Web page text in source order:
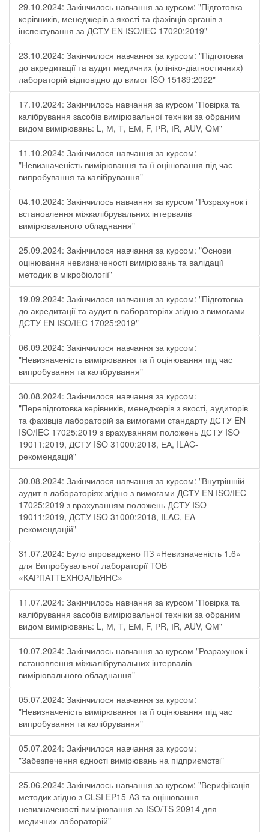
29.10.2024: Закінчилось навчання за курсом: "Підготовка
керівників, менеджерів з якості та фахівців органів з
інспектування за ДСТУ EN ISO/IEC 17020:2019"
23.10.2024: Закінчилося навчання за курсом: "Підготовка
до акредитації та аудит медичних (клініко-діагностичних)
лабораторій відповідно до вимог ISO 15189:2022"
17.10.2024: Закінчилось навчання за курсом "Повірка та
калібрування засобів вимірювальної техніки за обраним
видом вимірювань: L, М, Т, ЕМ, F, РR, ІR, АUV, QМ"
11.10.2024: Закінчилося навчання за курсом:
"Невизначеність вимірювання та її оцінювання під час
випробування та калібрування"
04.10.2024: Закінчилось навчання за курсом "Розрахунок і
встановлення міжкалібрувальних інтервалів
вимірювального обладнання"
25.09.2024: Закінчилося навчання за курсом: "Основи
оцінювання невизначеності вимірювань та валідації
методик в мікробіології"
19.09.2024: Закінчилося навчання за курсом: "Підготовка
до акредитації та аудит в лабораторіях згідно з вимогами
ДСТУ EN ISO/IEC 17025:2019"
06.09.2024: Закінчилося навчання за курсом:
"Невизначеність вимірювання та її оцінювання під час
випробування та калібрування"
30.08.2024: Закінчилося навчання за курсом:
"Перепідготовка керівників, менеджерів з якості, аудиторів
та фахівців лабораторій за вимогами стандарту ДСТУ EN
ISO/IEC 17025:2019 з врахуванням положень ДСТУ ISO
19011:2019, ДСТУ ISO 31000:2018, ЕА, ILAC-
рекомендацій"
30.08.2024: Закінчилося навчання за курсом: "Внутрішній
аудит в лабораторіях згідно з вимогами ДСТУ EN ISO/IEC
17025:2019 з врахуванням положень ДСТУ ISO
19011:2019, ДСТУ ISO 31000:2018, ILAC, EA -
рекомендацій"
31.07.2024: Було впроваджено ПЗ «Невизначеність 1.6»
для Випробувальної лабораторії ТОВ
«КАРПАТТЕХНОАЛЬЯНС»
11.07.2024: Закінчилось навчання за курсом "Повірка та
калібрування засобів вимірювальної техніки за обраним
видом вимірювань: L, М, Т, ЕМ, F, РR, ІR, АUV, QМ"
10.07.2024: Закінчилось навчання за курсом "Розрахунок і
встановлення міжкалібрувальних інтервалів
вимірювального обладнання"
05.07.2024: Закінчилося навчання за курсом:
"Невизначеність вимірювання та її оцінювання під час
випробування та калібрування"
05.07.2024: Закінчилося навчання за курсом:
"Забезпечення єдності вимірювань на підприємстві"
25.06.2024: Закінчилось навчання за курсом: "Верифікація
методик згідно з CLSI EP15-A3 та оцінювання
невизначеності вимірювання за ISО/TS 20914 для
медичних лабораторій"